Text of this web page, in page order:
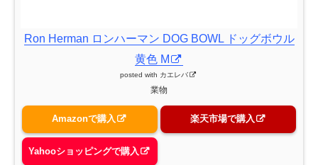
Ron Herman ロンハーマン DOG BOWL ドッグボウル
黄色 M
posted with カエレバ
業物
Amazonで購入 楽天市場で購入
Yahooショッピングで購入